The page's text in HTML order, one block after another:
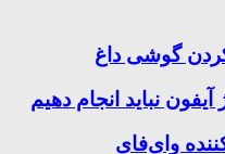
گوشی داغ
نباید انجام دهیم
وای‌فای